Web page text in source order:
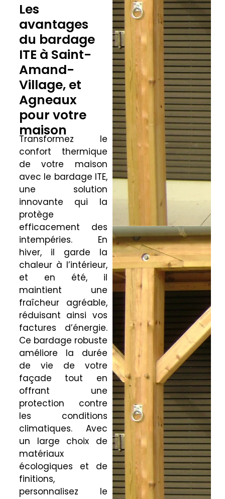
Les
avantages
du bardage
ITE à Saint-
Amand-
Village, et
Agneaux
pour votre
maison
Transformez le
confort thermique
de votre maison
avec le bardage ITE,
une solution
innovante qui la
protège
efficacement des
intempéries. En
hiver, il garde la
chaleur à l’intérieur,
et en été, il
maintient une
fraîcheur agréable,
réduisant ainsi vos
factures d’énergie.
Ce bardage robuste
améliore la durée
de vie de votre
façade tout en
offrant une
protection contre
les conditions
climatiques. Avec
un large choix de
matériaux
écologiques et de
finitions,
personnalisez le